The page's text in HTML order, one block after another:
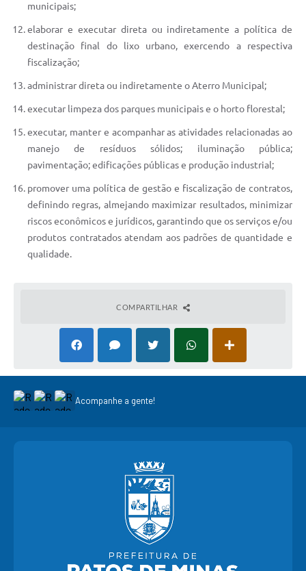
municipais;
elaborar e executar direta ou indiretamente a política de
destinação final do lixo urbano, exercendo a respectiva
fiscalização;
administrar direta ou indiretamente o Aterro Municipal;
executar limpeza dos parques municipais e o horto florestal;
executar, manter e acompanhar as atividades relacionadas ao
manejo de resíduos sólidos; iluminação pública;
pavimentação; edificações públicas e produção industrial;
promover uma política de gestão e fiscalização de contratos,
definindo regras, almejando maximizar resultados, minimizar
riscos econômicos e jurídicos, garantindo que os serviços e/ou
produtos contratados atendam aos padrões de quantidade e
qualidade.
COMPARTILHAR
Acompanhe a gente!